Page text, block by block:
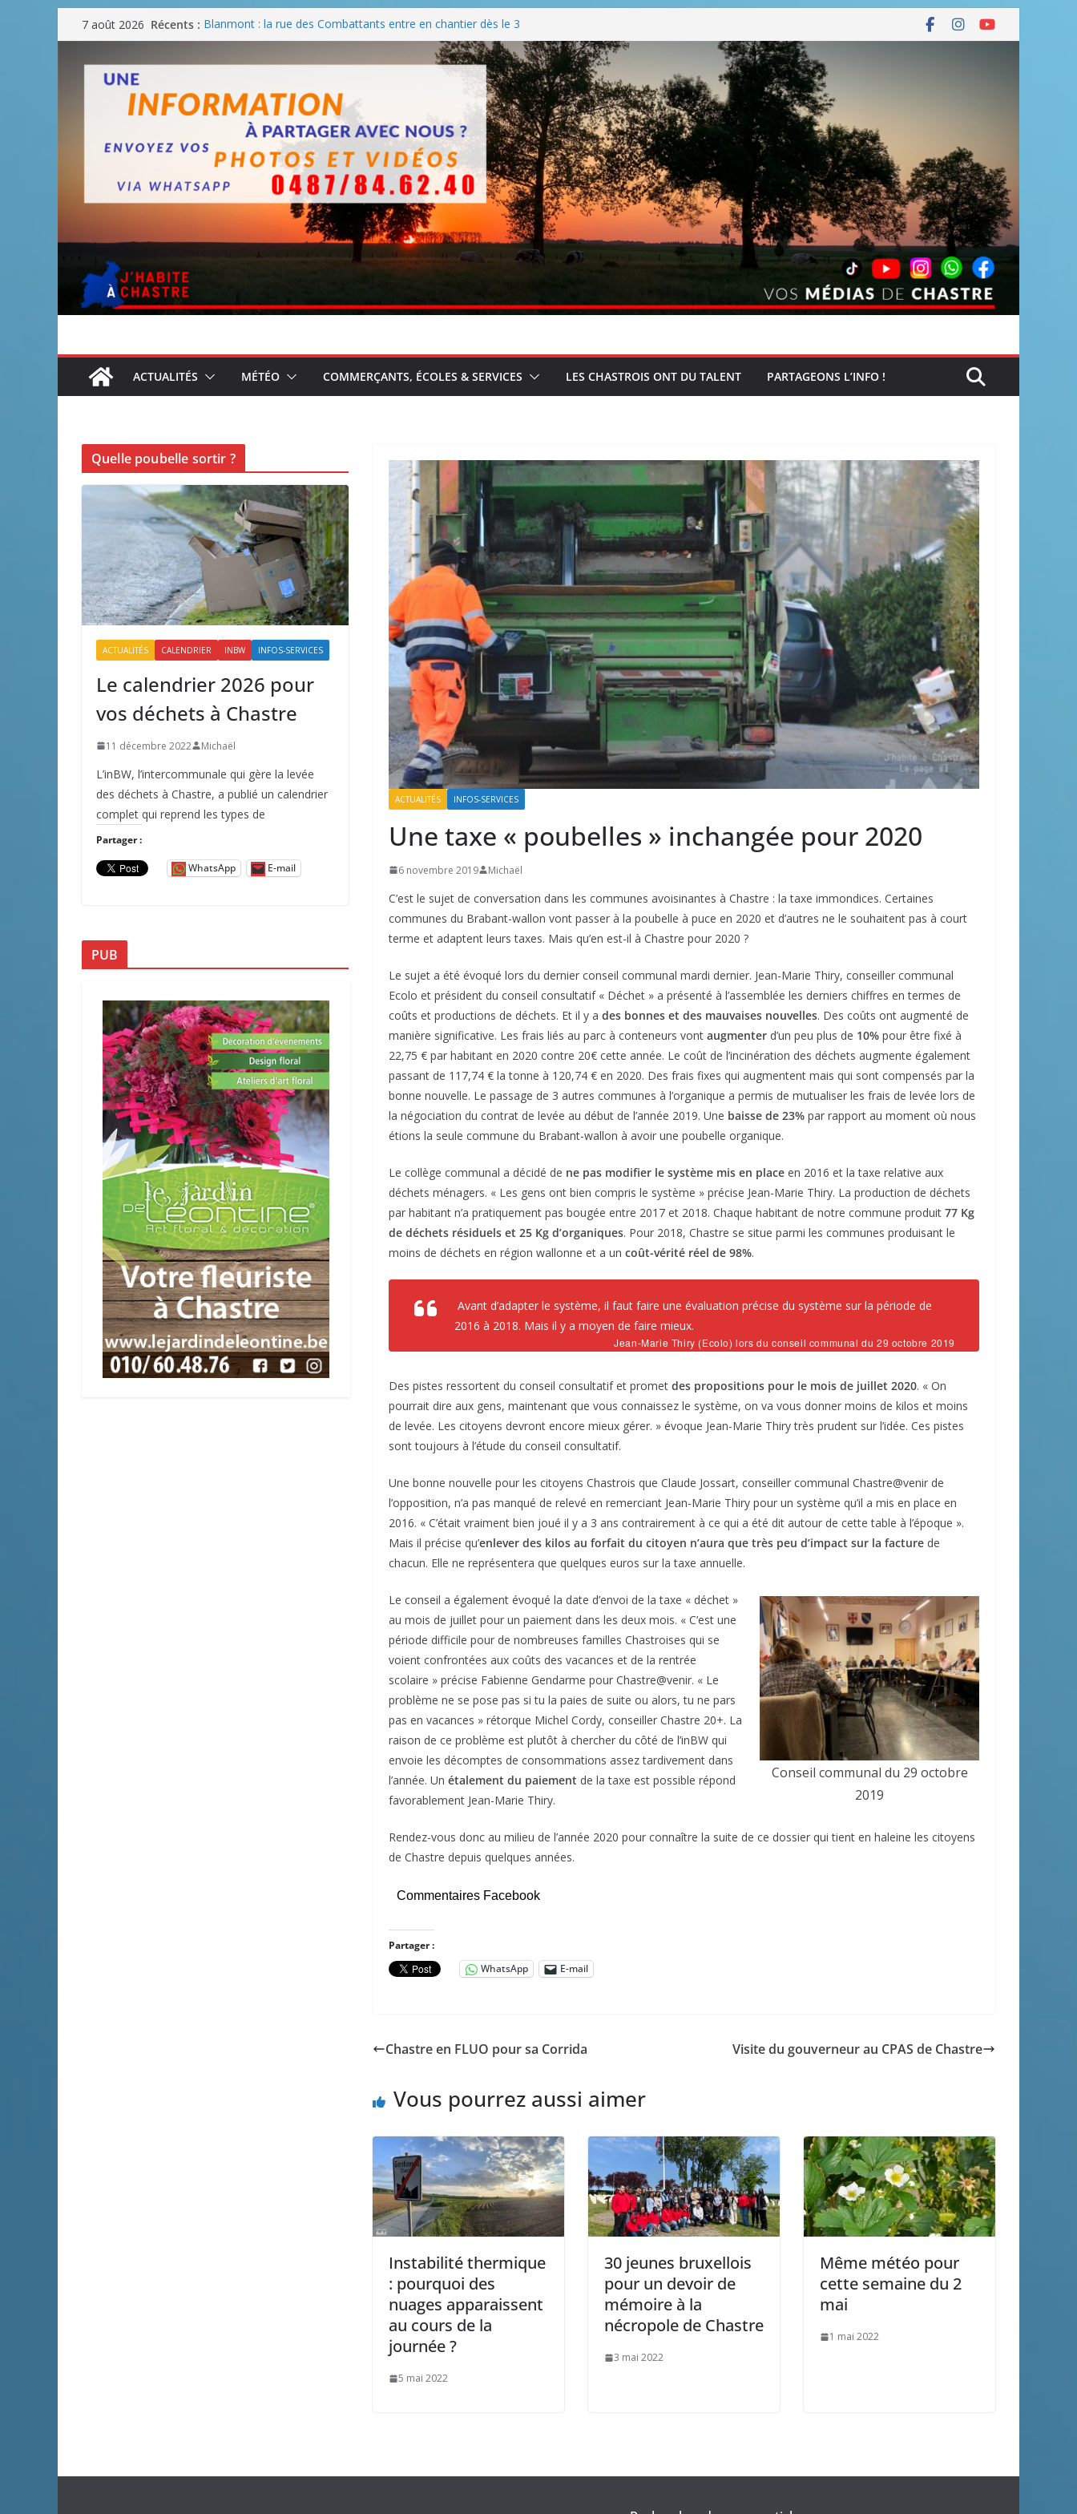
Passer
au
contenu
7 août 2026 Récents : Blanmont : la rue des Combattants entre en chantier dès le 3
août
Une fête nationale sans drache
ACTUALITÉS MÉTÉO COMMERÇANTS, ÉCOLES & SERVICES LES CHASTROIS ONT DU TALENT PARTAGEONS L’INFO !
ACTUALITÉS INFOS-SERVICES
Une taxe « poubelles » inchangée pour 2020
6 novembre 2019 Michaël
C’est le sujet de conversation dans les communes avoisinantes à Chastre : la taxe immondices. Certaines
communes du Brabant-wallon vont passer à la poubelle à puce en 2020 et d’autres ne le souhaitent pas à court
terme et adaptent leurs taxes. Mais qu’en est-il à Chastre pour 2020 ?
Le sujet a été évoqué lors du dernier conseil communal mardi dernier. Jean-Marie Thiry, conseiller communal
Ecolo et président du conseil consultatif « Déchet » a présenté à l’assemblée les derniers chiffres en termes de
coûts et productions de déchets. Et il y a des bonnes et des mauvaises nouvelles. Des coûts ont augmenté de
manière significative. Les frais liés au parc à conteneurs vont augmenter d’un peu plus de 10% pour être fixé à
22,75 € par habitant en 2020 contre 20€ cette année. Le coût de l’incinération des déchets augmente également
passant de 117,74 € la tonne à 120,74 € en 2020. Des frais fixes qui augmentent mais qui sont compensés par la
bonne nouvelle. Le passage de 3 autres communes à l’organique a permis de mutualiser les frais de levée lors de
la négociation du contrat de levée au début de l’année 2019. Une baisse de 23% par rapport au moment où nous
étions la seule commune du Brabant-wallon à avoir une poubelle organique.
Le collège communal a décidé de ne pas modifier le système mis en place en 2016 et la taxe relative aux
déchets ménagers. « Les gens ont bien compris le système » précise Jean-Marie Thiry. La production de déchets
par habitant n’a pratiquement pas bougée entre 2017 et 2018. Chaque habitant de notre commune produit 77 Kg
de déchets résiduels et 25 Kg d’organiques. Pour 2018, Chastre se situe parmi les communes produisant le
moins de déchets en région wallonne et a un coût-vérité réel de 98%.
Avant d’adapter le système, il faut faire une évaluation précise du système sur la période de
2016 à 2018. Mais il y a moyen de faire mieux.
Jean-Marie Thiry (Ecolo) lors du conseil communal du 29 octobre 2019
Des pistes ressortent du conseil consultatif et promet des propositions pour le mois de juillet 2020. « On
pourrait dire aux gens, maintenant que vous connaissez le système, on va vous donner moins de kilos et moins
de levée. Les citoyens devront encore mieux gérer. » évoque Jean-Marie Thiry très prudent sur l’idée. Ces pistes
sont toujours à l’étude du conseil consultatif.
Une bonne nouvelle pour les citoyens Chastrois que Claude Jossart, conseiller communal Chastre@venir de
l’opposition, n’a pas manqué de relevé en remerciant Jean-Marie Thiry pour un système qu’il a mis en place en
2016. « C’était vraiment bien joué il y a 3 ans contrairement à ce qui a été dit autour de cette table à l’époque ».
Mais il précise qu’enlever des kilos au forfait du citoyen n’aura que très peu d’impact sur la facture de
chacun. Elle ne représentera que quelques euros sur la taxe annuelle.
Conseil communal du 29 octobre
2019
Le conseil a également évoqué la date d’envoi de la taxe « déchet »
au mois de juillet pour un paiement dans les deux mois. « C’est une
période difficile pour de nombreuses familles Chastroises qui se
voient confrontées aux coûts des vacances et de la rentrée
scolaire » précise Fabienne Gendarme pour Chastre@venir. « Le
problème ne se pose pas si tu la paies de suite ou alors, tu ne pars
pas en vacances » rétorque Michel Cordy, conseiller Chastre 20+. La
raison de ce problème est plutôt à chercher du côté de l’inBW qui
envoie les décomptes de consommations assez tardivement dans
l’année. Un étalement du paiement de la taxe est possible répond
favorablement Jean-Marie Thiry.
Rendez-vous donc au milieu de l’année 2020 pour connaître la suite de ce dossier qui tient en haleine les citoyens
de Chastre depuis quelques années.
Commentaires Facebook
Partager :
WhatsApp
E-mail
Chastre en FLUO pour sa Corrida Visite du gouverneur au CPAS de Chastre
Vous pourrez aussi aimer
Instabilité thermique
: pourquoi des
nuages apparaissent
au cours de la
journée ?
5 mai 2022
30 jeunes bruxellois
pour un devoir de
mémoire à la
nécropole de Chastre
3 mai 2022
Même météo pour
cette semaine du 2
mai
1 mai 2022
Quelle poubelle sortir ?
ACTUALITÉS CALENDRIER INBW INFOS-SERVICES
Le calendrier 2026 pour
vos déchets à Chastre
11 décembre 2022 Michaël
L’inBW, l’intercommunale qui gère la levée
des déchets à Chastre, a publié un calendrier
complet qui reprend les types de
Partager :
WhatsApp E-mail
PUB